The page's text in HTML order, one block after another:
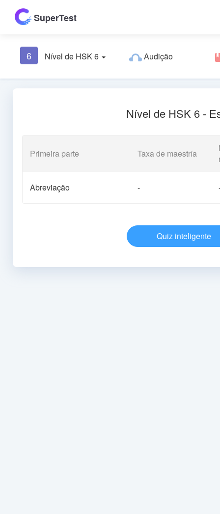
SuperTest
6 Nível de HSK 6 Audição
Nível de HSK 6 -
Primeira parte Taxa de maestría
Abreviação -
Quiz inteligente